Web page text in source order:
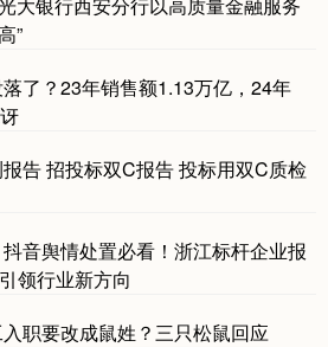
”
了？23年销售额1.13万亿，24年
告 招投标双C报告 投标用双C质检
音舆情处置必看！浙江标杆企业报
领行业新方向
职要改成鼠姓？三只松鼠回应